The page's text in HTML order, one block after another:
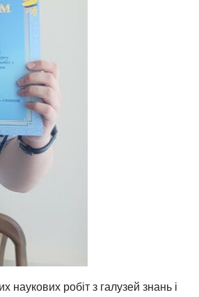
наукових робіт з галузей знань і